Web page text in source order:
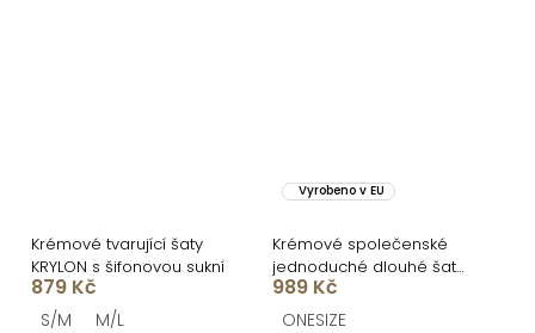
Krémové tvarující šaty
KRYLON s šifonovou sukní
879 Kč
S/M M/L
Vyrobeno v EU
Krémové společenské
jednoduché dlouhé šaty
TEMIRA
989 Kč
ONESIZE